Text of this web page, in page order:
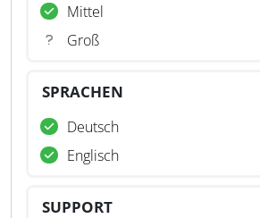
Mittel
Groß
SPRACHEN
Deutsch
Englisch
SUPPORT